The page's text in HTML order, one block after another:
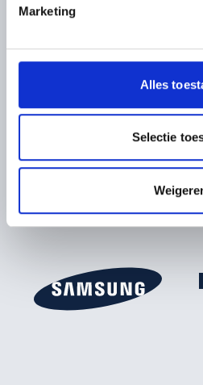
personaliseren, om functies
en om ons websiteverkeer te
partners voor social media,
partners kunnen deze
informatie die u aan ze heeft
verzameld op basis van uw
Marketing
Alles
Selectie